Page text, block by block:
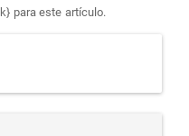
para este artículo.